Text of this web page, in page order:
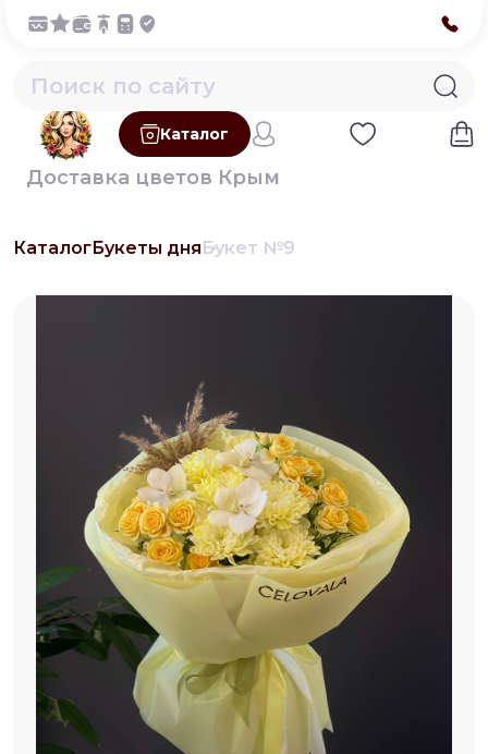
Каталог
Доставка цветов Крым
КаталогБукеты дняБукет №9